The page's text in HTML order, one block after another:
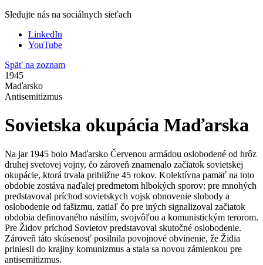
Sledujte nás na sociálnych sieťach
LinkedIn
YouTube
Späť na zoznam
1945
Maďarsko
Antisemitizmus
Sovietska okupácia Maďarska
Na jar 1945 bolo Maďarsko Červenou armádou oslobodené od hrôz
druhej svetovej vojny, čo zároveň znamenalo začiatok sovietskej
okupácie, ktorá trvala približne 45 rokov. Kolektívna pamäť na toto
obdobie zostáva naďalej predmetom hlbokých sporov: pre mnohých
predstavoval príchod sovietskych vojsk obnovenie slobody a
oslobodenie od fašizmu, zatiaľ čo pre iných signalizoval začiatok
obdobia definovaného násilím, svojvôľou a komunistickým terorom.
Pre Židov príchod Sovietov predstavoval skutočné oslobodenie.
Zároveň táto skúsenosť posilnila povojnové obvinenie, že Židia
priniesli do krajiny komunizmus a stala sa novou zámienkou pre
antisemitizmus.